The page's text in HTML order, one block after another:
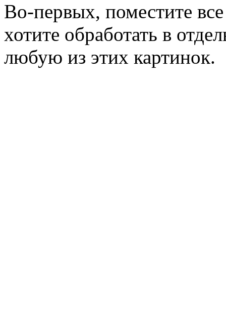
Во-первых, поместите
хотите обработать в
любую из этих картинок.